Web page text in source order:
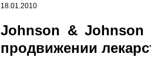
18.01.2010
Johnson & Johnson
продвижении